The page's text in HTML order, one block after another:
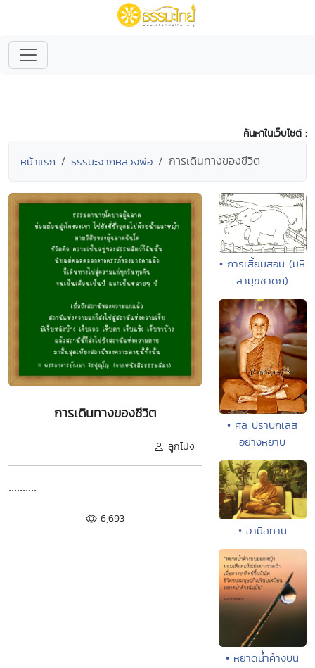
ค้นหาในเว็บไซต์ :
หน้าแรก ธรรมะจากหลวงพ่อ การเดินทางของชีวิต
การเดินทางของชีวิต
ลูกโป่ง
..........
6,693
• การเสี้ยมสอน (มหิ
ลามุขชาดก)
• ศีล ปราบกิเลส
อย่างหยาบ
• อามิสทาน
• หยาดน้ำค้างบน